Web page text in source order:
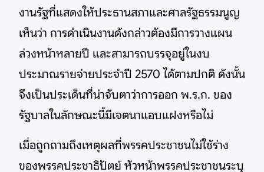
งานรัฐที่แสดงให้ประธานสภาและศาลรัฐธรรมนูญ
เห็นว่า การดำเนินงานดังกล่าวต้องมีการวางแผน
ล่วงหน้าหลายปี และสามารถบรรจุอยู่ในงบ
ประมาณรายจ่ายประจำปี 2570 ได้ตามปกติ ดังนั้น
จึงเป็นประเด็นที่น่าจับตาว่าการออก พ.ร.ก. ของ
รัฐบาลในลักษณะนี้มีเจตนาแอบแฝงหรือไม่
เมื่อถูกถามถึงเหตุผลที่พรรคประชาชนไม่ใช้ร่าง
ของพรรคประชาธิปัตย์ หัวหน้าพรรคประชาชนระบุ